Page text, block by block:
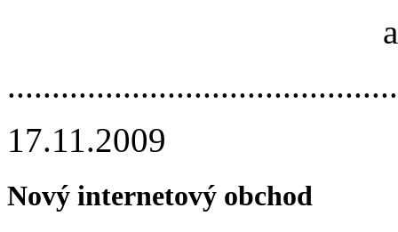
17.11.2009
Nový internetový obchod